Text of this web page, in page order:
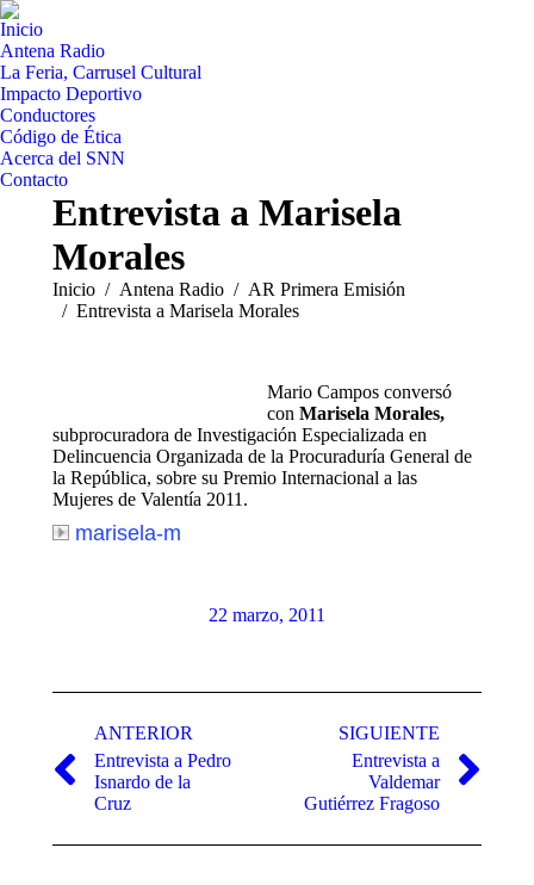
Inicio
Antena Radio
La Feria, Carrusel Cultural
Impacto Deportivo
Conductores
Código de Ética
Acerca del SNN
Contacto
Entrevista a Marisela
Morales
Estás aquí:
Inicio Antena Radio
AR Primera Emisión
Entrevista a Marisela Morales
Mario Campos conversó
con Marisela Morales,
subprocuradora de Investigación Especializada en
Delincuencia Organizada de la Procuraduría General de
la República, sobre su Premio Internacional a las
Mujeres de Valentía 2011.
marisela-m
22 marzo, 2011
entre
publicaciones
ANTERIOR
Publicación
anterior:
Entrevista a Pedro
Isnardo de la
Cruz
SIGUIENTE
Publicación
siguiente:
Entrevista a
Valdemar
Gutiérrez Fragoso